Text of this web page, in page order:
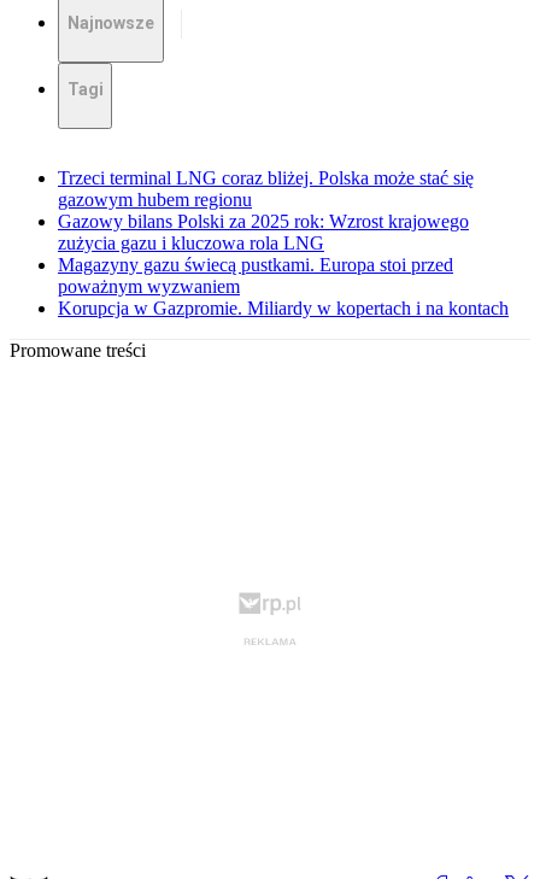
Najnowsze
Tagi
Trzeci terminal LNG coraz bliżej. Polska może stać się
gazowym hubem regionu
Gazowy bilans Polski za 2025 rok: Wzrost krajowego
zużycia gazu i kluczowa rola LNG
Magazyny gazu świecą pustkami. Europa stoi przed
poważnym wyzwaniem
Korupcja w Gazpromie. Miliardy w kopertach i na kontach
Promowane treści